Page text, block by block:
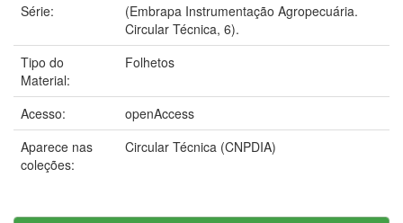
Série:
(Embrapa Instrumentação Agropecuária.
Circular Técnica, 6).
Tipo do
Material:
Folhetos
Acesso:
openAccess
Aparece nas
coleções:
Circular Técnica (CNPDIA)